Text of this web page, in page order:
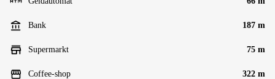
Bank 187 m
Supermarkt 75 m
Coffee-shop 322 m